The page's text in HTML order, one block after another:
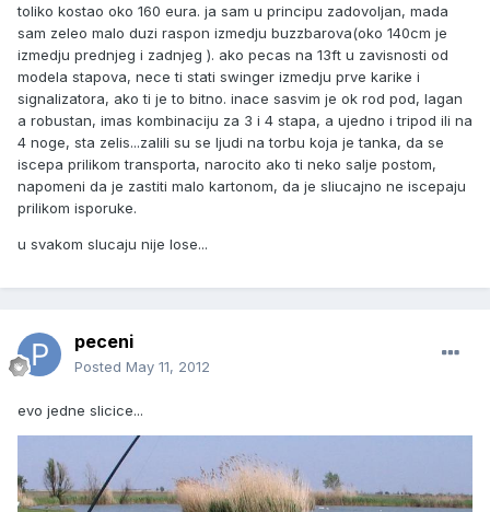
toliko kostao oko 160 eura. ja sam u principu zadovoljan, mada
sam zeleo malo duzi raspon izmedju buzzbarova(oko 140cm je
izmedju prednjeg i zadnjeg ). ako pecas na 13ft u zavisnosti od
modela stapova, nece ti stati swinger izmedju prve karike i
signalizatora, ako ti je to bitno. inace sasvim je ok rod pod, lagan
a robustan, imas kombinaciju za 3 i 4 stapa, a ujedno i tripod ili na
4 noge, sta zelis...zalili su se ljudi na torbu koja je tanka, da se
iscepa prilikom transporta, narocito ako ti neko salje postom,
napomeni da je zastiti malo kartonom, da je sliucajno ne iscepaju
prilikom isporuke.
u svakom slucaju nije lose...
peceni
Posted May 11, 2012
evo jedne slicice...